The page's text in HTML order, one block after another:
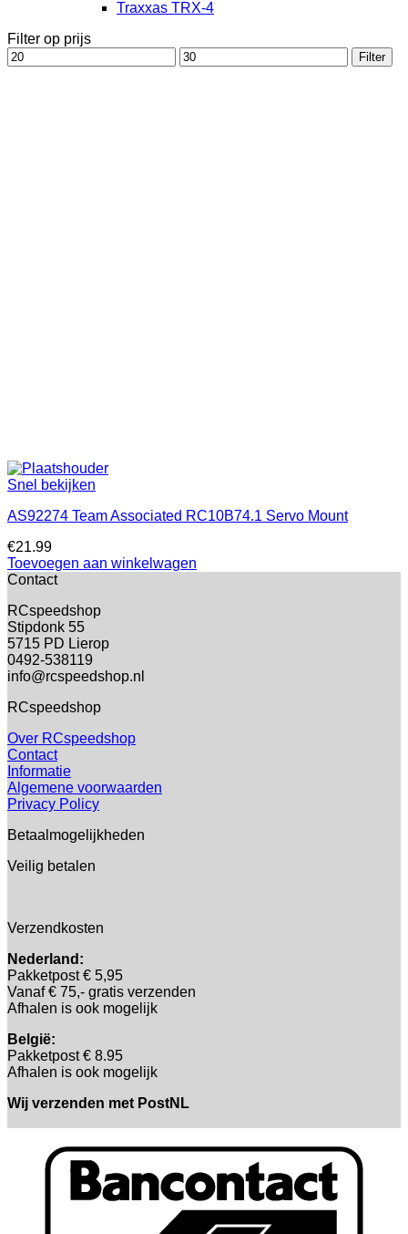
Traxxas TRX-4
Filter op prijs
Min.
prijs
Max.
prijs
Filter
Snel bekijken
AS92274 Team Associated RC10B74.1 Servo Mount
€21.99
Toevoegen aan winkelwagen
Contact
RCspeedshop
Stipdonk 55
5715 PD Lierop
0492-538119
info@rcspeedshop.nl
RCspeedshop
Over RCspeedshop
Contact
Informatie
Algemene voorwaarden
Privacy Policy
Betaalmogelijkheden
Veilig betalen
Verzendkosten
Nederland:
Pakketpost € 5,95
Vanaf € 75,- gratis verzenden
Afhalen is ook mogelijk
België:
Pakketpost € 8.95
Afhalen is ook mogelijk
Wij verzenden met PostNL